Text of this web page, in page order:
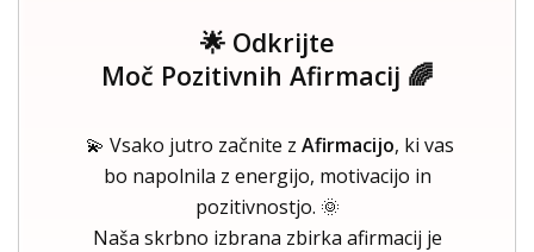
🌟 Odkrijte
Moč Pozitivnih Afirmacij 🌈
💫 Vsako jutro začnite z Afirmacijo, ki vas
bo napolnila z energijo, motivacijo in
pozitivnostjo. 🌞
Naša skrbno izbrana zbirka afirmacij je